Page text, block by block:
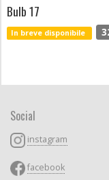
Bulb 17
In breve disponibile
Social
instagram
facebook